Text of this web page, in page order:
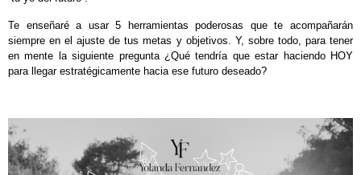
Te enseñaré a usar 5 herramientas poderosas que te acompañarán
siempre en el ajuste de tus metas y objetivos. Y, sobre todo, para tener
en mente la siguiente pregunta ¿Qué tendría que estar haciendo HOY
para llegar estratégicamente hacia ese futuro deseado?